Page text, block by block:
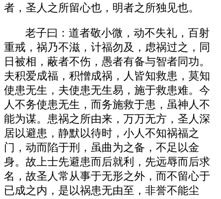
者，圣人之所留心也，明者之所独见也。
老子曰：道者敬小微，动不失礼，百射
重戒，祸乃不滋，计福勿及，虑祸过之，同
日被相，蔽者不伤，愚者有备与智者同功。
夫积爱成福，积憎成祸，人皆知救患，莫知
使患无生，夫使患无生易，施于救患难。今
人不务使患无生，而务施救于患，虽神人不
能为谋。患祸之所由来，万万无方，圣人深
居以避患，静默以待时，小人不知祸福之
门，动而陷于刑，虽曲为之备，不足以金
身。故上士先避患而后就利，先远辱而后求
名，故圣人常从事于无形之外，而不留心于
已成之内，是以祸患无由至，非誉不能尘